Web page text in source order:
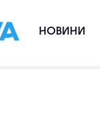
НОВИНИ